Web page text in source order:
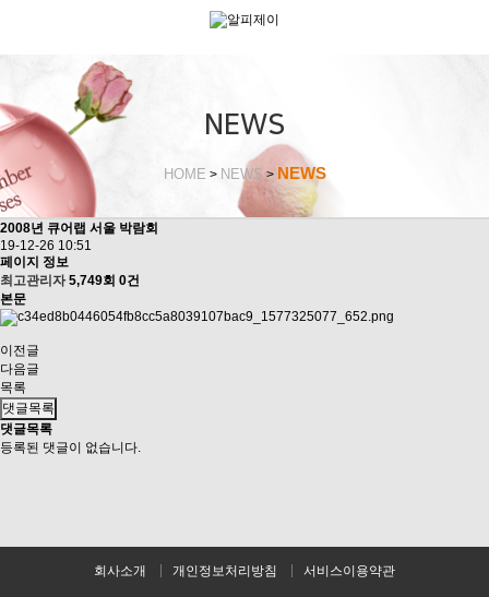
NEWS
HOME > NEWS > NEWS
2008년 큐어랩 서울 박람회
19-12-26 10:51
페이지 정보
최고관리자 5,749회 0건
본문
이전글
다음글
목록
댓글목록
댓글목록
등록된 댓글이 없습니다.
회사소개 개인정보처리방침 서비스이용약관